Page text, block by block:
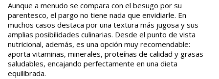
Aunque a menudo se compara con el besugo por su
parentesco, el pargo no tiene nada que envidiarle. En
muchos casos destaca por una textura más jugosa y sus
amplias posibilidades culinarias. Desde el punto de vista
nutricional, además, es una opción muy recomendable:
aporta vitaminas, minerales, proteínas de calidad y grasas
saludables, encajando perfectamente en una dieta
equilibrada.